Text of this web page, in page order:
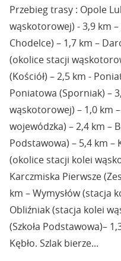
Przebieg trasy : Opole
wąskotorowej) - 3,9 km
Chodelce) – 1,7 km –
(okolice stacji
(Kościół) – 2,5 km -
Poniatowa (Sporniak) –
wąskotorowej) – 1,0 km
wojewódzka) – 2,4 km –
Podstawowa) – 5,4 km –
(okolice stacji kolei
Karczmiska Pierwsze
km – Wymysłów (stacja
Obliźniak (stacja kolei
(Szkoła Podstawowa)–
Kębło. Szlak bierze...